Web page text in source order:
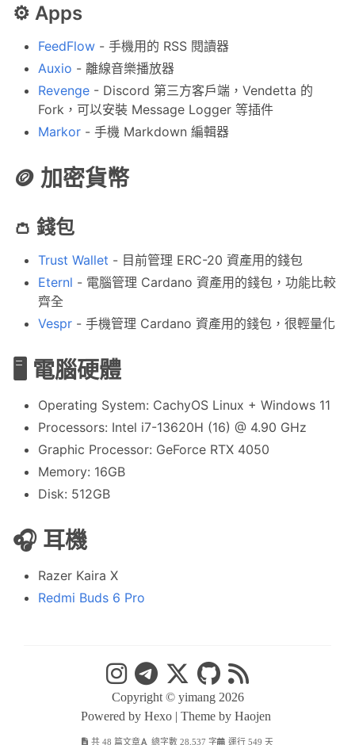
⚙️ Apps
FeedFlow - 手機用的 RSS 閱讀器
Auxio - 離線音樂播放器
Revenge - Discord 第三方客戶端，Vendetta 的
Fork，可以安裝 Message Logger 等插件
Markor - 手機 Markdown 編輯器
🪙 加密貨幣
👛 錢包
Trust Wallet - 目前管理 ERC-20 資產用的錢包
Eternl - 電腦管理 Cardano 資產用的錢包，功能比較
齊全
Vespr - 手機管理 Cardano 資產用的錢包，很輕量化
🖥️ 電腦硬體
Operating System: CachyOS Linux + Windows 11
Processors: Intel i7-13620H (16) @ 4.90 GHz
Graphic Processor: GeForce RTX 4050
Memory: 16GB
Disk: 512GB
🎧️ 耳機
Razer Kaira X
Redmi Buds 6 Pro
Copyright ©yimang 2026
Powered by Hexo | Theme by Haojen
共 48 篇文章 總字數 28,537 字 運行 549 天